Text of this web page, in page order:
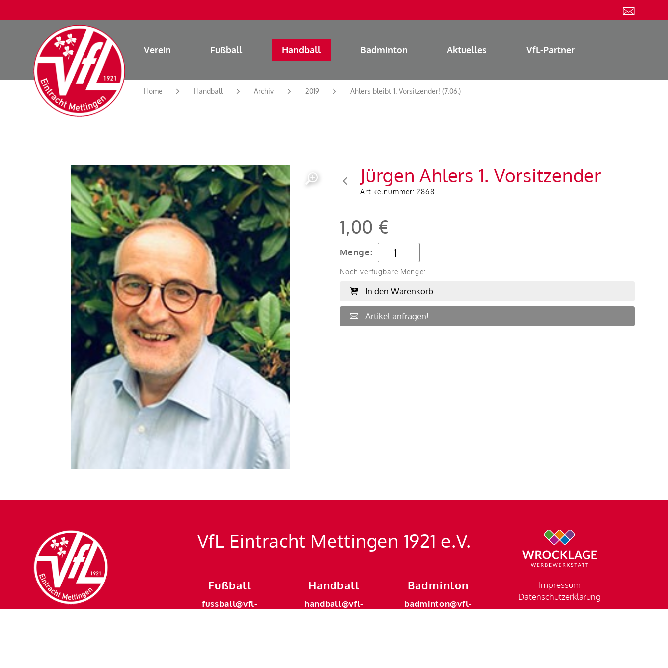
Verein Fußball Handball Badminton Aktuelles VfL-Partner
Home Handball Archiv 2019 Ahlers bleibt 1. Vorsitzender! (7.06.)
Jürgen Ahlers 1. Vorsitzender
Artikelnummer: 2868
1,00 €
Menge:
Noch verfügbare Menge:
In den Warenkorb
Artikel anfragen!
VfL Eintracht Mettingen 1921 e.V.
Fußball
fussball@vfl-
Handball
handball@vfl-
Badminton
badminton@vfl-
Impressum
Datenschutzerklärung